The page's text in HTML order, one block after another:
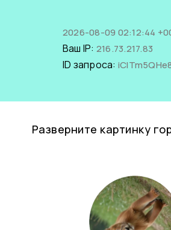
2026-08-09 02:12:44
Ваш IP: 216.73.217.83
ID запроса:
Разверните картинку